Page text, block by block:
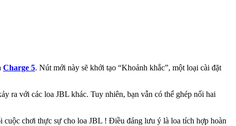
Charge 5. Nút mới này sẽ khởi tạo “Khoảnh khắc”, một loại cài đặt
ra với các loa JBL khác. Tuy nhiên, bạn vẫn có thể ghép nối hai
cuộc chơi thực sự cho loa JBL ! Điều đáng lưu ý là loa tích hợp hoàn